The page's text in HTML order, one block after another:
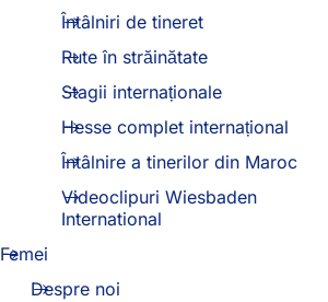
Întâlniri de tineret
Rute în străinătate
Stagii internaționale
Hesse complet internațional
Întâlnire a tinerilor din Maroc
Videoclipuri Wiesbaden
International
Femei
Despre noi